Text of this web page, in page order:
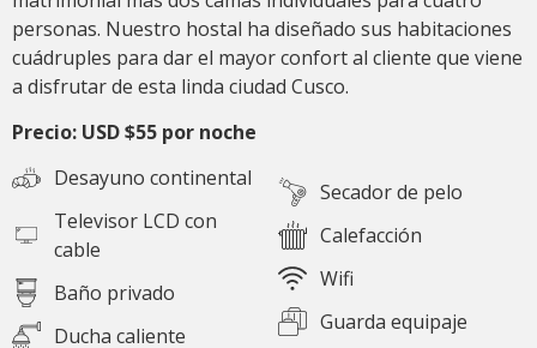
personas. Nuestro hostal ha diseñado sus habitaciones
cuádruples para dar el mayor confort al cliente que viene
a disfrutar de esta linda ciudad Cusco.
Precio: USD $55 por noche
Desayuno continental
Televisor LCD con
cable
Baño privado
Ducha caliente
Secador de pelo
Calefacción
Wifi
Guarda equipaje